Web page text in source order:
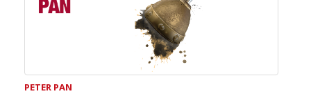
PETER PAN